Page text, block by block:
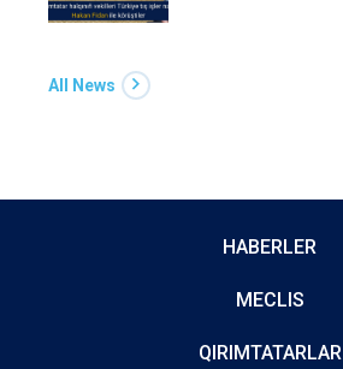
All News
HABERLER
MECLIS
QIRIMTATARLAR